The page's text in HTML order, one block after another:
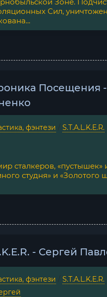
Сил,
Посещения
фэнтези S.T.A.L.K.E.R.
сталкеров, «пустышек»
студня» и «Золотого
- Сергей
фэнтези S.T.A.L.K.E.R.